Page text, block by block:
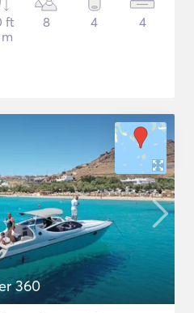
ft
8 4 4
360